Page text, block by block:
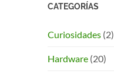
CATEGORÍAS
Curiosidades (2)
Hardware (20)